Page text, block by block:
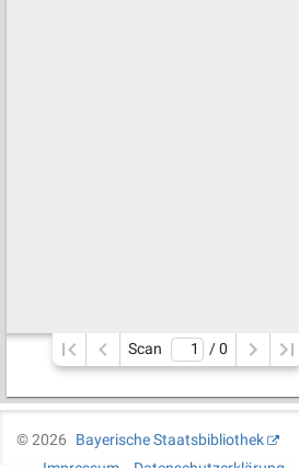
Scan / 0
©2026
Bayerische Staatsbibliothek